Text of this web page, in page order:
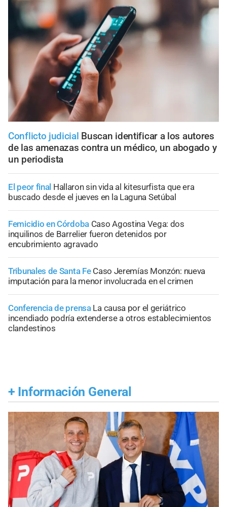
Conflicto judicial Buscan identificar a los autores
de las amenazas contra un médico, un abogado y
un periodista
El peor final Hallaron sin vida al kitesurfista que era
buscado desde el jueves en la Laguna Setúbal
Femicidio en Córdoba Caso Agostina Vega: dos
inquilinos de Barrelier fueron detenidos por
encubrimiento agravado
Tribunales de Santa Fe Caso Jeremías Monzón: nueva
imputación para la menor involucrada en el crimen
Conferencia de prensa La causa por el geriátrico
incendiado podría extenderse a otros establecimientos
clandestinos
+ Información General